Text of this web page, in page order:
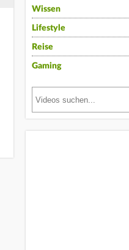
Wissen
Lifestyle
Reise
Gaming